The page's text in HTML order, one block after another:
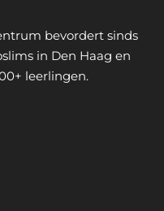
bevordert sinds
in Den Haag en
leerlingen.